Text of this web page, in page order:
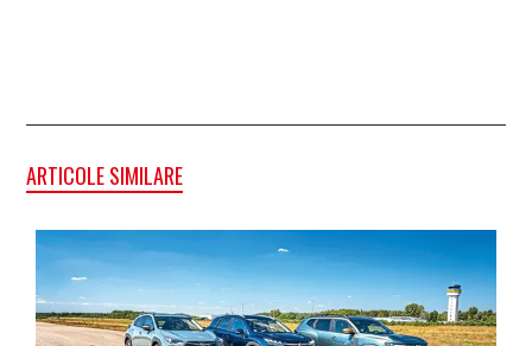
ARTICOLE SIMILARE